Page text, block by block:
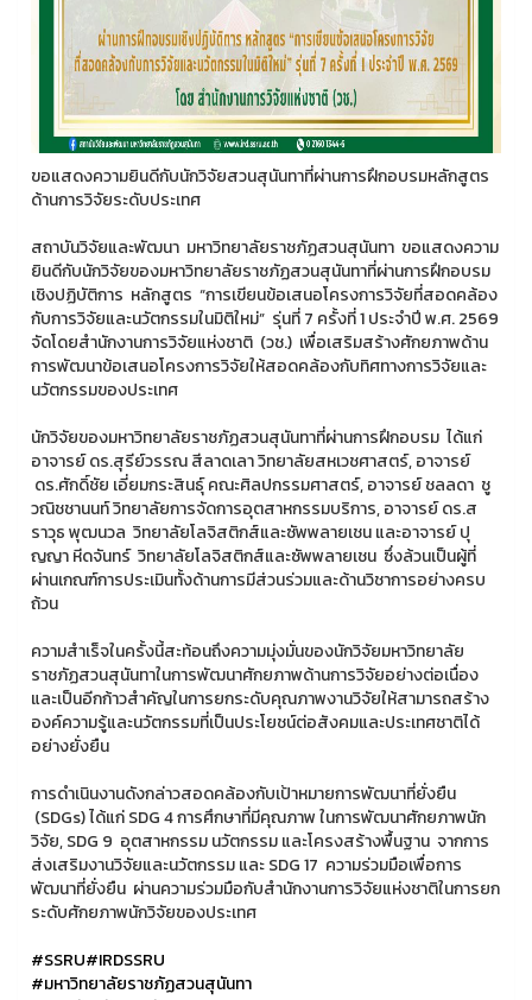
ขอแสดงความยินดีกับนักวิจัยสวนสุนันทาที่ผ่านการฝึกอบรมหลักสูตร
ด้านการวิจัยระดับประเทศ
สถาบันวิจัยและพัฒนา มหาวิทยาลัยราชภัฏสวนสุนันทา ขอแสดงความ
ยินดีกับนักวิจัยของมหาวิทยาลัยราชภัฏสวนสุนันทาที่ผ่านการฝึกอบรม
เชิงปฏิบัติการ หลักสูตร “การเขียนข้อเสนอโครงการวิจัยที่สอดคล้อง
กับการวิจัยและนวัตกรรมในมิติใหม่” รุ่นที่ 7 ครั้งที่ 1 ประจำปี พ.ศ. 2569
จัดโดยสำนักงานการวิจัยแห่งชาติ (วช.) เพื่อเสริมสร้างศักยภาพด้าน
การพัฒนาข้อเสนอโครงการวิจัยให้สอดคล้องกับทิศทางการวิจัยและ
นวัตกรรมของประเทศ
นักวิจัยของมหาวิทยาลัยราชภัฏสวนสุนันทาที่ผ่านการฝึกอบรม ได้แก่
อาจารย์ ดร.สุรีย์วรรณ สีลาดเลา วิทยาลัยสหเวชศาสตร์, อาจารย์
ดร.ศักดิ์ชัย เอี่ยมกระสินธุ์ คณะศิลปกรรมศาสตร์, อาจารย์ ชลลดา ชู
วณิชชานนท์ วิทยาลัยการจัดการอุตสาหกรรมบริการ, อาจารย์ ดร.ส
ราวุธ พุฒนวล วิทยาลัยโลจิสติกส์และซัพพลายเชน และอาจารย์ ปุ
ญญา หีดจันทร์ วิทยาลัยโลจิสติกส์และซัพพลายเชน ซึ่งล้วนเป็นผู้ที่
ผ่านเกณฑ์การประเมินทั้งด้านการมีส่วนร่วมและด้านวิชาการอย่างครบ
ถ้วน
ความสำเร็จในครั้งนี้สะท้อนถึงความมุ่งมั่นของนักวิจัยมหาวิทยาลัย
ราชภัฏสวนสุนันทาในการพัฒนาศักยภาพด้านการวิจัยอย่างต่อเนื่อง
และเป็นอีกก้าวสำคัญในการยกระดับคุณภาพงานวิจัยให้สามารถสร้าง
องค์ความรู้และนวัตกรรมที่เป็นประโยชน์ต่อสังคมและประเทศชาติได้
อย่างยั่งยืน
การดำเนินงานดังกล่าวสอดคล้องกับเป้าหมายการพัฒนาที่ยั่งยืน
(SDGs) ได้แก่ SDG 4 การศึกษาที่มีคุณภาพ ในการพัฒนาศักยภาพนัก
วิจัย, SDG 9 อุตสาหกรรม นวัตกรรม และโครงสร้างพื้นฐาน จากการ
ส่งเสริมงานวิจัยและนวัตกรรม และ SDG 17 ความร่วมมือเพื่อการ
พัฒนาที่ยั่งยืน ผ่านความร่วมมือกับสำนักงานการวิจัยแห่งชาติในการยก
ระดับศักยภาพนักวิจัยของประเทศ
#SSRU#IRDSSRU
#มหาวิทยาลัยราชภัฏสวนสุนันทา